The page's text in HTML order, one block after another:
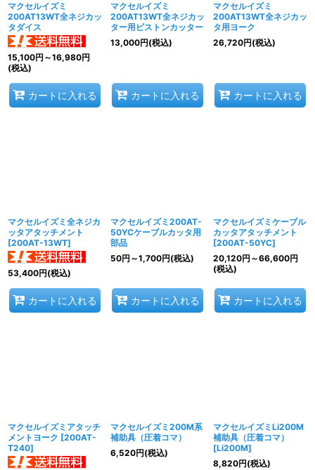
マクセルイズミ
200AT13WT全ネジカッ
タダイス
15,100円 ～16,980円
(税込)
カートに入れる
マクセルイズミ
200AT13WT全ネジカッ
ター用ピストンカッター
13,000円(税込)
カートに入れる
マクセルイズミ
200AT13WT全ネジカッ
タ用ヨーク
26,720円(税込)
カートに入れる
マクセルイズミ全ネジカ
ッタアタッチメント
[200AT-13WT]
53,400円(税込)
カートに入れる
マクセルイズミ200AT-
50YCケーブルカッタ用
部品
50円 ～1,700円(税込)
カートに入れる
マクセルイズミケーブル
カッタアタッチメント
[200AT-50YC]
20,120円 ～66,600円
(税込)
カートに入れる
マクセルイズミアタッチ
メントヨーク [200AT-
T240]
マクセルイズミ200M系
補助具（圧着コマ）
6,520円(税込)
マクセルイズミLi200M
補助具（圧着コマ）
[Li200M]
8,820円(税込)